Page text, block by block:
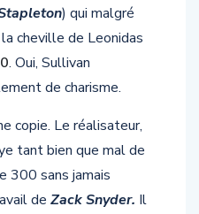
) qui malgré
cheville de Leonidas
. Oui, Sullivan
de charisme.
copie. Le réalisateur,
tant bien que mal de
300 sans jamais
de Zack Snyder. Il